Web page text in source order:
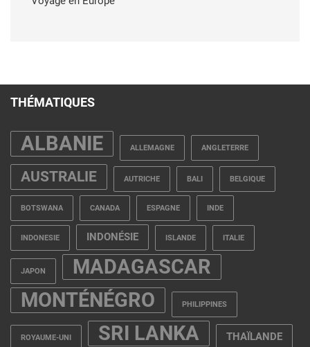
THÉMATIQUES
ALBANIE ALLEMAGNE ANGLETERRE
AUSTRALIE AUTRICHE BALI BELGIQUE
BOTSWANA CANADA ESPAGNE INDE
INDONESIE INDONÉSIE ISLANDE ITALIE
JAPON
MADAGASCAR
MONTÉNÉGRO
PHILIPPINES
ROYAUME-UNI SRI LANKA THAÏLANDE